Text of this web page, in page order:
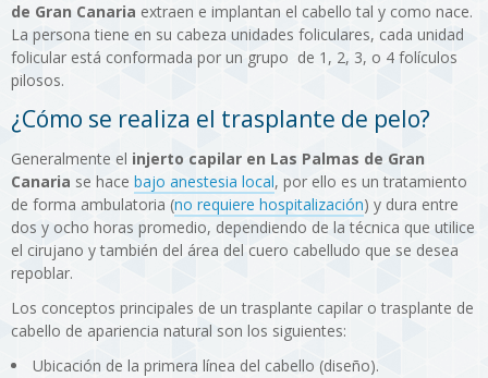
de Gran Canaria extraen e implantan el cabello tal y como nace.
La persona tiene en su cabeza unidades foliculares, cada unidad
folicular está conformada por un grupo de 1, 2, 3, o 4 folículos
pilosos.
¿Cómo se realiza el trasplante de pelo?
Generalmente el injerto capilar en Las Palmas de Gran
Canaria se hace bajo anestesia local, por ello es un tratamiento
de forma ambulatoria (no requiere hospitalización) y dura entre
dos y ocho horas promedio, dependiendo de la técnica que utilice
el cirujano y también del área del cuero cabelludo que se desea
repoblar.
Los conceptos principales de un trasplante capilar o trasplante de
cabello de apariencia natural son los siguientes:
Ubicación de la primera línea del cabello (diseño).